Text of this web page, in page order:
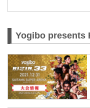
Yogibo presents